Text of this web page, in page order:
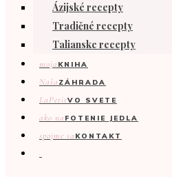
Ázijské recepty
Tradičné recepty
Talianske recepty
moja KNIHA
Naša ZÁHRADA
LaPetitVO SVETE
ako na FOTENIE JEDLA
spojme sa KONTAKT